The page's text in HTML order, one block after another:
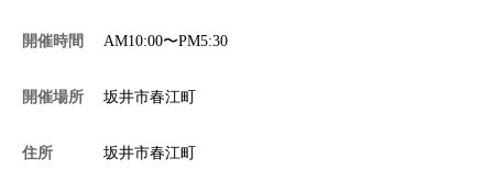
お問い合わせ
開催時間 AM10:00〜PM5:30
開催場所 坂井市春江町
住所 坂井市春江町